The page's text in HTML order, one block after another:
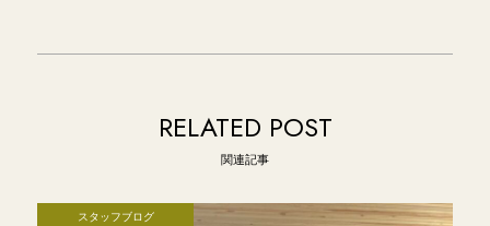
RELATED POST
関連記事
スタッフブログ